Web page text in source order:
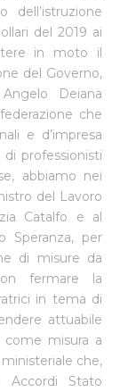
del 2019 ai
in moto il
del Governo,
Deiana
che
e d’impresa
professionisti
abbiamo nei
del Lavoro
Catalfo e al
Speranza, per
di misure da
fermare la
in tema di
attuabile
come misura a
che,
Stato